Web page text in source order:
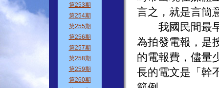
言之，就是言簡
我國民間最早
為拍發電報，是
的電報費，儘量
長的電文是「幹